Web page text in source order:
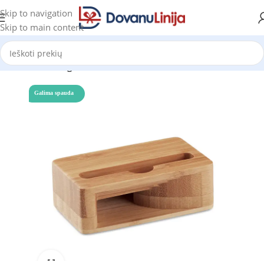
Skip to navigation
Skip to main content
Pradžia Katalogas
Galima spauda